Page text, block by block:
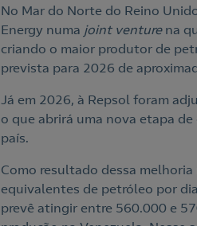
No Mar do Norte do Reino
Energy numa joint venturena
criando o maior produtor de
prevista para 2026 de
Já em 2026, à Repsol foram
o que abrirá uma nova etapa
país.
Como resultado dessa
equivalentes de petróleo por
prevê atingir entre 560.000 e